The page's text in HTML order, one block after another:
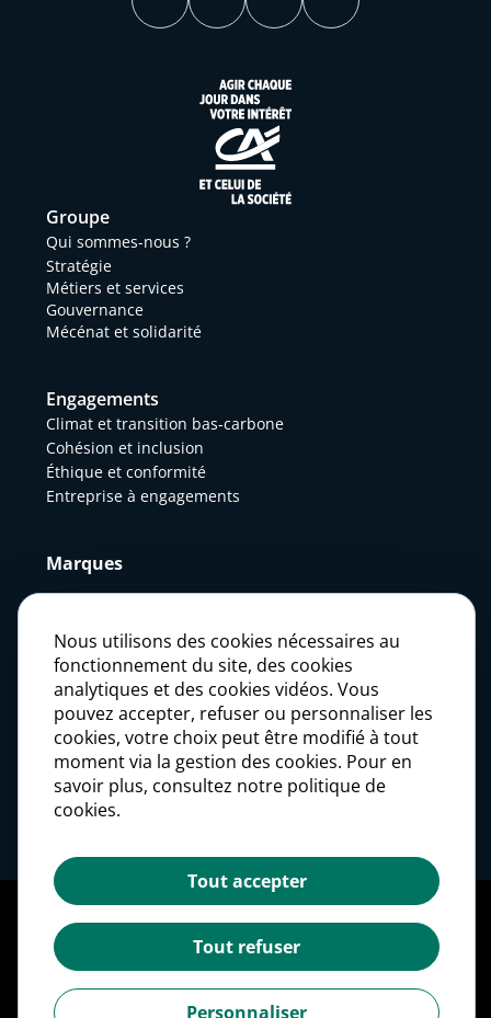
Groupe
Qui sommes-nous ?
Stratégie
Métiers et services
Gouvernance
Mécénat et solidarité
Engagements
Climat et transition bas-carbone
Cohésion et inclusion
Éthique et conformité
Entreprise à engagements
Marques
Actualités
Presse
Carrières
Mentions légales
Politique des données personnelles
Politique des cookies
Gestion des cookies
Nous utilisons des cookies nécessaires au
fonctionnement du site, des cookies
analytiques et des cookies vidéos. Vous
pouvez accepter, refuser ou personnaliser les
cookies, votre choix peut être modifié à tout
moment via la gestion des cookies. Pour en
savoir plus, consultez notre politique de
cookies.
Tout accepter
Tout refuser
Personnaliser